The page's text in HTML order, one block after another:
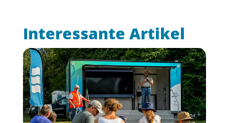
Interessante Artikel